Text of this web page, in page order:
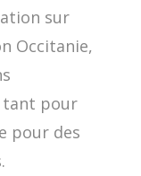
sur
Occitanie,
tant pour
pour des